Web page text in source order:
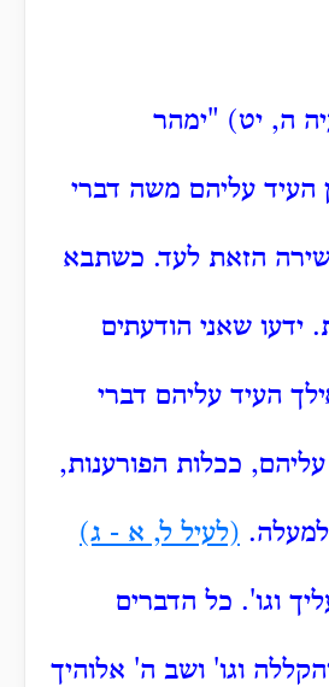
ה, יט) "ימהר
העיד עליהם משה דברי
הזאת לעד. כשתבא
ידעו שאני הודעתים
העיד עליהם דברי
עליהם, ככלות הפורענות,
(לעיל ל, א - ג)
וגו'. כל הדברים
וגו' ושב ה' אלוהיך